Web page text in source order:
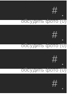
.
#
обсудить фото (0)
.
#
обсудить фото (0)
.
#
обсудить фото (0)
.
#